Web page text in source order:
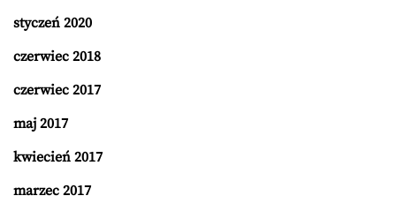
styczeń 2020
czerwiec 2018
czerwiec 2017
maj 2017
kwiecień 2017
marzec 2017